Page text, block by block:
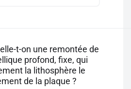
t-on une remontée de
profond, fixe, qui
la lithosphère le
de la plaque ?